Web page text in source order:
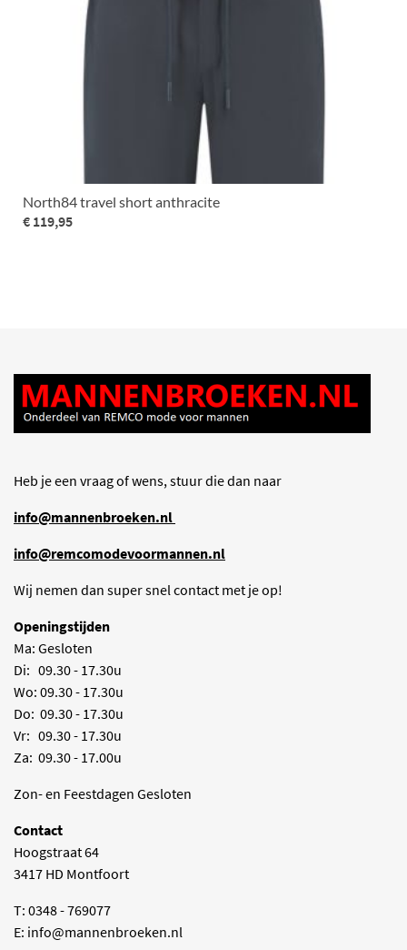
North84 travel short anthracite
€ 119,95
Heb je een vraag of wens, stuur die dan naar
info@mannenbroeken.nl
info@remcomodevoormannen.nl
Wij nemen dan super snel contact met je op!
Openingstijden
Ma: Gesloten
Di: 09.30 - 17.30u
Wo: 09.30 - 17.30u
Do: 09.30 - 17.30u
Vr: 09.30 - 17.30u
Za: 09.30 - 17.00u
Zon- en Feestdagen Gesloten
Contact
Hoogstraat 64
3417 HD Montfoort
T: 0348 - 769077
E: info@mannenbroeken.nl